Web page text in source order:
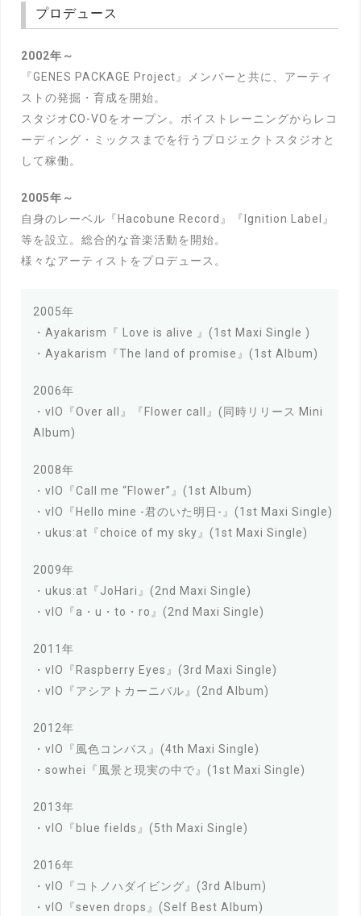
プロデュース
2002年～
『GENES PACKAGE Project』メンバーと共に、アーティ
ストの発掘・育成を開始。
スタジオCO-VOをオープン。ボイストレーニングからレコ
ーディング・ミックスまでを行うプロジェクトスタジオと
して稼働。
2005年～
自身のレーベル『Hacobune Record』『Ignition Label』
等を設立。総合的な音楽活動を開始。
様々なアーティストをプロデュース。
2005年
・Ayakarism『 Love is alive 』(1st Maxi Single )
・Ayakarism『The land of promise』(1st Album)
2006年
・vIO『Over all』『Flower call』(同時リリース Mini
Album)
2008年
・vIO『Call me “Flower”』(1st Album)
・vIO『Hello mine -君のいた明日-』(1st Maxi Single)
・ukus:at『choice of my sky』(1st Maxi Single)
2009年
・ukus:at『JoHari』(2nd Maxi Single)
・vIO『a・u・to・ro』(2nd Maxi Single)
2011年
・vIO『Raspberry Eyes』(3rd Maxi Single)
・vIO『アシアトカーニバル』(2nd Album)
2012年
・vIO『風色コンパス』(4th Maxi Single)
・sowhei『風景と現実の中で』(1st Maxi Single)
2013年
・vIO『blue fields』(5th Maxi Single)
2016年
・vIO『コトノハダイビング』(3rd Album)
・vIO『seven drops』(Self Best Album)